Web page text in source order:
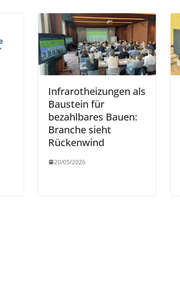
Infrarotheizungen als
Baustein für
bezahlbares Bauen:
Branche sieht
Rückenwind
20/05/2026